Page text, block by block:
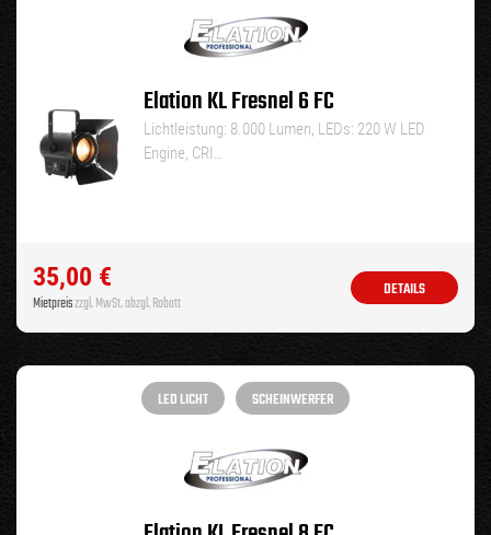
Elation KL Fresnel 6 FC
Lichtleistung: 8.000 Lumen, LEDs: 220 W LED
Engine, CRI…
35,00 €
Mietpreiszzgl. MwSt. abzgl. Rabatt
DETAILS
LED LICHT SCHEINWERFER